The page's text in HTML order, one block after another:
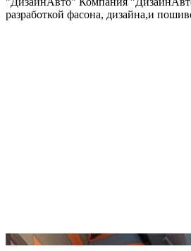
разработкой фасона, дизайна,и